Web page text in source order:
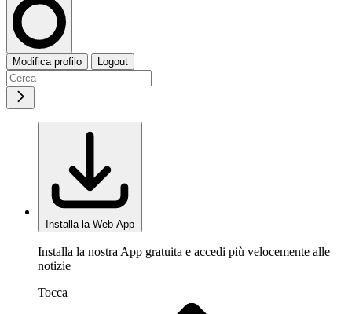
Modifica profilo Logout
Installa la Web App
Installa la nostra App gratuita e accedi più velocemente alle
notizie
Tocca